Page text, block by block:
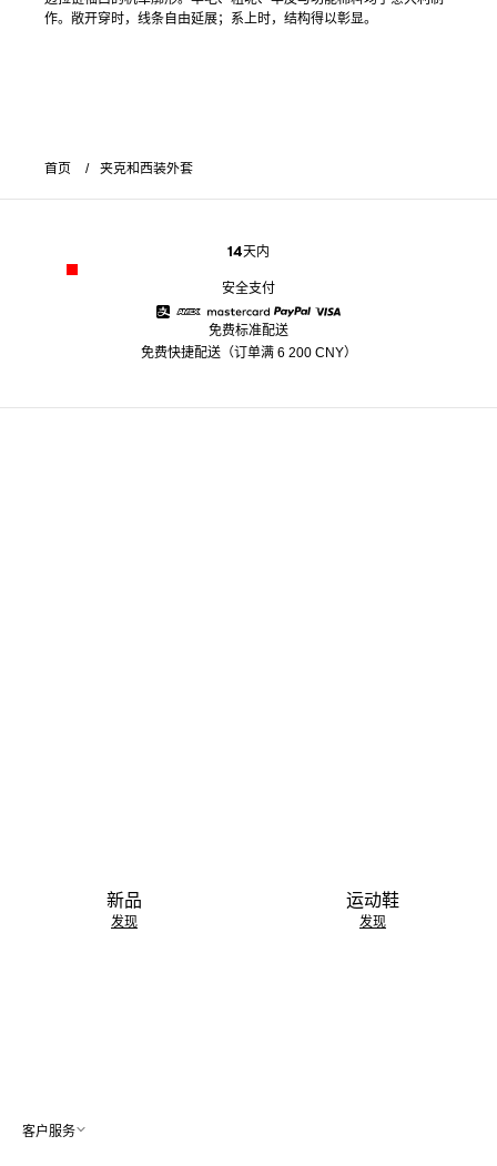
作。敞开穿时，线条自由延展；系上时，结构得以彰显。
首页 夹克和西装外套
14天内
安全支付
American Express
Mastercard
免费标准配送
免费快捷配送（订单满 6 200 CNY）
新品
发现
运动鞋
发现
客户服务